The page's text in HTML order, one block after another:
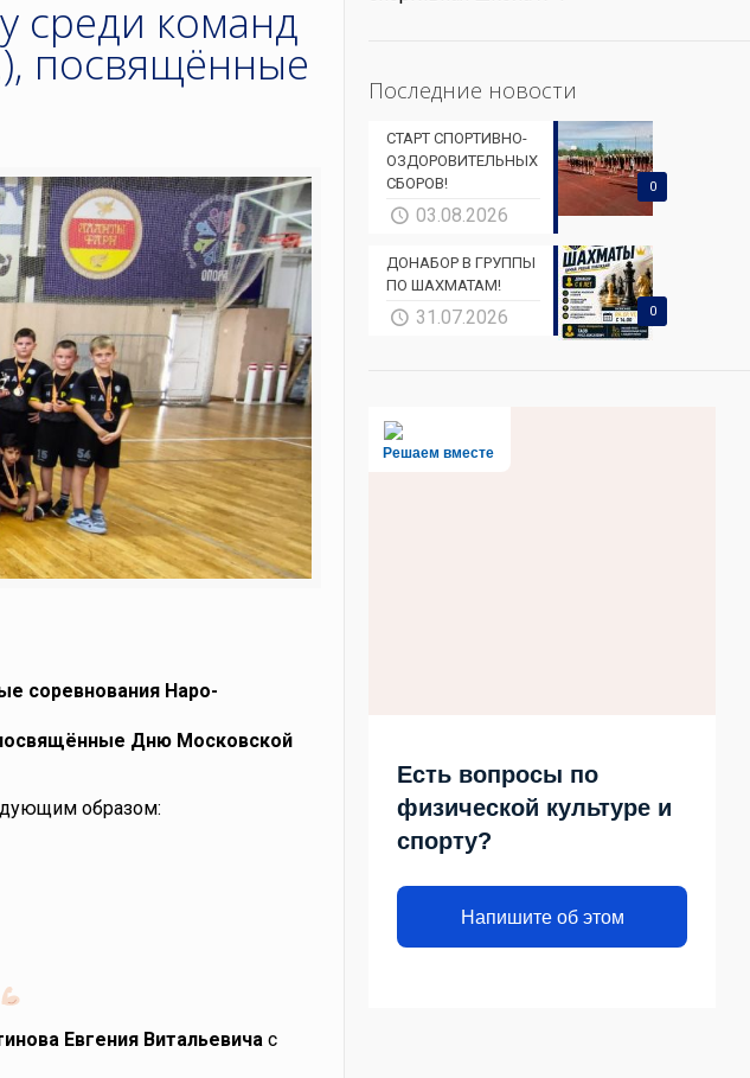
среди команд
посвящённые
соревнования Наро-
посвящённые Дню Московской
образом:
Евгения Витальевича с
Последние новости
0
СТАРТ СПОРТИВНО-
ОЗДОРОВИТЕЛЬНЫХ
СБОРОВ!
03.08.2026
0
ДОНАБОР В ГРУППЫ
ПО ШАХМАТАМ!
31.07.2026
Решаем вместе
Есть вопросы по
физической культуре и
спорту?
Напишите об этом